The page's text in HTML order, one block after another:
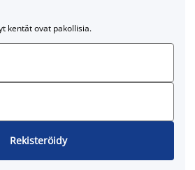
kentät ovat pakollisia.
Rekisteröidy